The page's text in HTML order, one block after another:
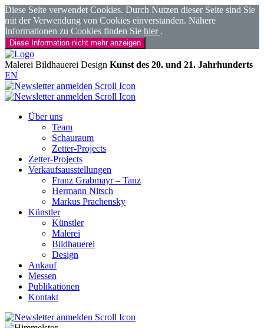
Diese Seite verwendet Cookies. Durch Nutzen dieser Seite sind Sie
mit der Verwendung von Cookies einverstanden. Nähere
Informationen zu Cookies finden Sie hier .
Diese Information nicht mehr anzeigen
Malerei Bildhauerei Design Kunst des 20. und 21. Jahrhunderts
EN
Über uns
Team
Schauraum
Zetter-Projects
Zetter-Projects
Verkaufsausstellungen
Franz Grabmayr – Tanz
Hermann Nitsch
Markus Prachensky
Künstler
Künstler
Malerei
Bildhauerei
Design
Ankauf
Messen
Publikationen
Kontakt